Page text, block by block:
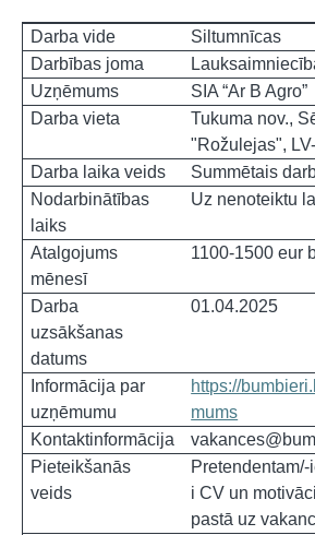
Darba vide
Siltumnīcas
Darbības joma
Uzņēmums
SIA “Ar B Agro”
Darba vieta
Tukuma nov.,
"Rožulejas",
Darba laika veids
Summētais
Nodarbinātības
laiks
Uz nenoteiktu
Atalgojums
mēnesī
1100-1500 eur
Darba
uzsākšanas
datums
01.04.2025
Informācija par
uzņēmumu
https://
mums
Kontaktinformācija
Pieteikšanās
veids
i CV un
pastā uz